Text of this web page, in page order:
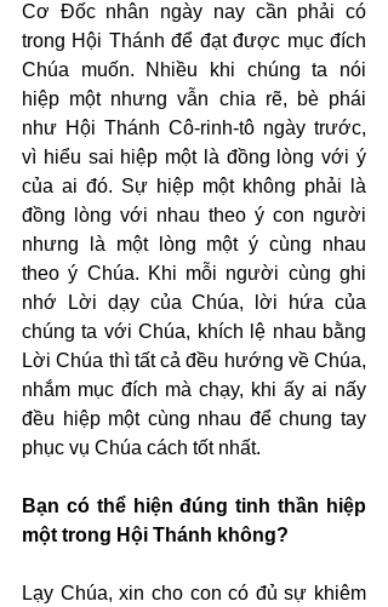
Cơ Đốc nhân ngày nay cần phải có
trong Hội Thánh để đạt được mục đích
Chúa muốn. Nhiều khi chúng ta nói
hiệp một nhưng vẫn chia rẽ, bè phái
như Hội Thánh Cô-rinh-tô ngày trước,
vì hiểu sai hiệp một là đồng lòng với ý
của ai đó. Sự hiệp một không phải là
đồng lòng với nhau theo ý con người
nhưng là một lòng một ý cùng nhau
theo ý Chúa. Khi mỗi người cùng ghi
nhớ Lời dạy của Chúa, lời hứa của
chúng ta với Chúa, khích lệ nhau bằng
Lời Chúa thì tất cả đều hướng về Chúa,
nhắm mục đích mà chạy, khi ấy ai nấy
đều hiệp một cùng nhau để chung tay
phục vụ Chúa cách tốt nhất.
Bạn có thể hiện đúng tinh thần hiệp
một trong Hội Thánh không?
Lạy Chúa, xin cho con có đủ sự khiêm